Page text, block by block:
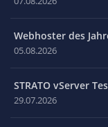
Webhoster des
05.08.2026
STRATO vServer
29.07.2026